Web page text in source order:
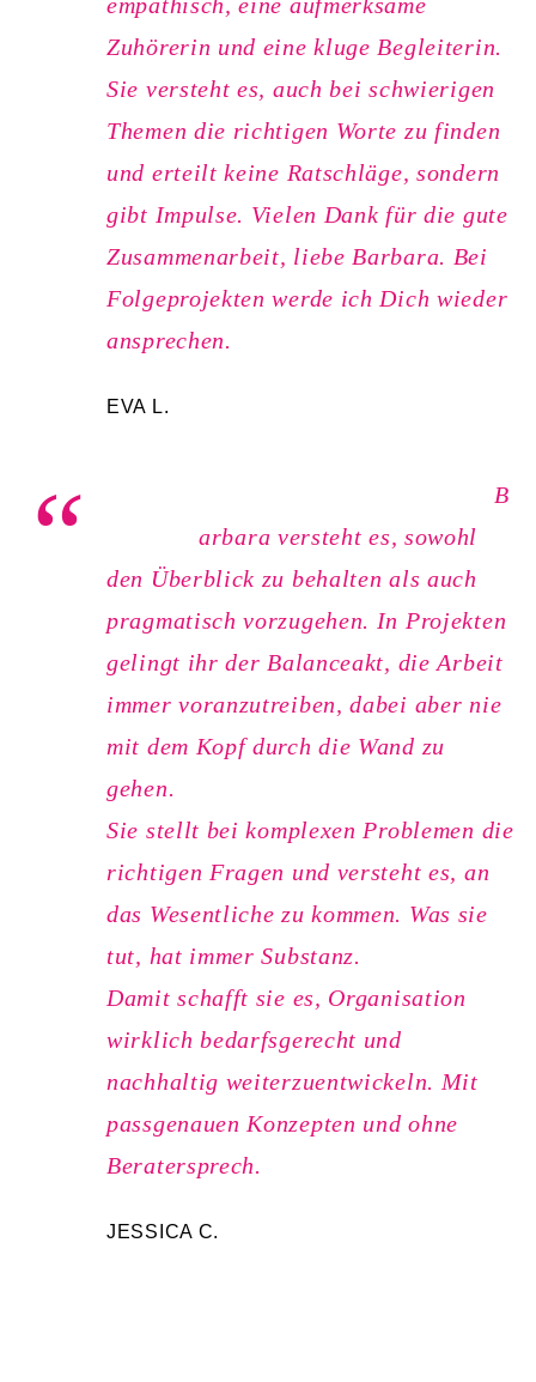
Zuhörerin und eine kluge Begleiterin.
Sie versteht es, auch bei schwierigen
Themen die richtigen Worte zu finden
und erteilt keine Ratschläge, sondern
gibt Impulse. Vielen Dank für die gute
Zusammenarbeit, liebe Barbara. Bei
Folgeprojekten werde ich Dich wieder
ansprechen.
EVA L.
B
arbara versteht es, sowohl
den Überblick zu behalten als auch
pragmatisch vorzugehen. In Projekten
gelingt ihr der Balanceakt, die Arbeit
immer voranzutreiben, dabei aber nie
mit dem Kopf durch die Wand zu
gehen.
Sie stellt bei komplexen Problemen die
richtigen Fragen und versteht es, an
das Wesentliche zu kommen. Was sie
tut, hat immer Substanz.
Damit schafft sie es, Organisation
wirklich bedarfsgerecht und
nachhaltig weiterzuentwickeln. Mit
passgenauen Konzepten und ohne
Beratersprech.
JESSICA C.